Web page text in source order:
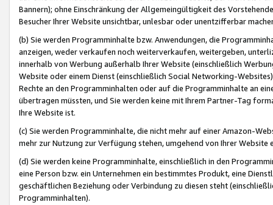
Bannern); ohne Einschränkung der Allgemeingültigkeit des
Besucher Ihrer Website unsichtbar, unlesbar oder unentzifferbar
(b) Sie werden Programminhalte bzw. Anwendungen, die
anzeigen, weder verkaufen noch weiterverkaufen, weitergeben,
innerhalb von Werbung außerhalb Ihrer Website (einschließlich
Website oder einem Dienst (einschließlich Social Networking-
Rechte an den Programminhalten oder auf die Programminhalte an
übertragen müssten, und Sie werden keine mit Ihrem Partner-Tag
Ihre Website ist.
(c) Sie werden Programminhalte, die nicht mehr auf einer Amazon-
mehr zur Nutzung zur Verfügung stehen, umgehend von Ihrer
(d) Sie werden keine Programminhalte, einschließlich in den
eine Person bzw. ein Unternehmen ein bestimmtes Produkt, eine
geschäftlichen Beziehung oder Verbindung zu diesen steht
Programminhalten).